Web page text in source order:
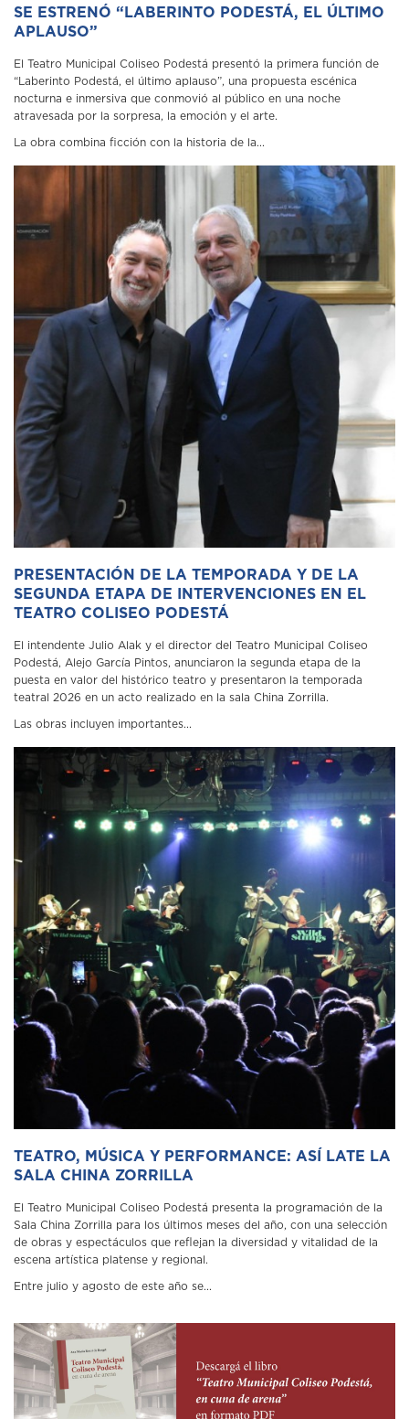
SE ESTRENÓ “LABERINTO PODESTÁ, EL ÚLTIMO
APLAUSO”
El Teatro Municipal Coliseo Podestá presentó la primera función de
“Laberinto Podestá, el último aplauso”, una propuesta escénica
nocturna e inmersiva que conmovió al público en una noche
atravesada por la sorpresa, la emoción y el arte.
La obra combina ficción con la historia de la...
PRESENTACIÓN DE LA TEMPORADA Y DE LA
SEGUNDA ETAPA DE INTERVENCIONES EN EL
TEATRO COLISEO PODESTÁ
El intendente Julio Alak y el director del Teatro Municipal Coliseo
Podestá, Alejo García Pintos, anunciaron la segunda etapa de la
puesta en valor del histórico teatro y presentaron la temporada
teatral 2026 en un acto realizado en la sala China Zorrilla.
Las obras incluyen importantes...
TEATRO, MÚSICA Y PERFORMANCE: ASÍ LATE LA
SALA CHINA ZORRILLA
El Teatro Municipal Coliseo Podestá presenta la programación de la
Sala China Zorrilla para los últimos meses del año, con una selección
de obras y espectáculos que reflejan la diversidad y vitalidad de la
escena artística platense y regional.
Entre julio y agosto de este año se...